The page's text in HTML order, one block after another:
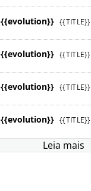
{{evolution}} {{TITLE}}
{{evolution}} {{TITLE}}
{{evolution}} {{TITLE}}
{{evolution}} {{TITLE}}
Leia mais